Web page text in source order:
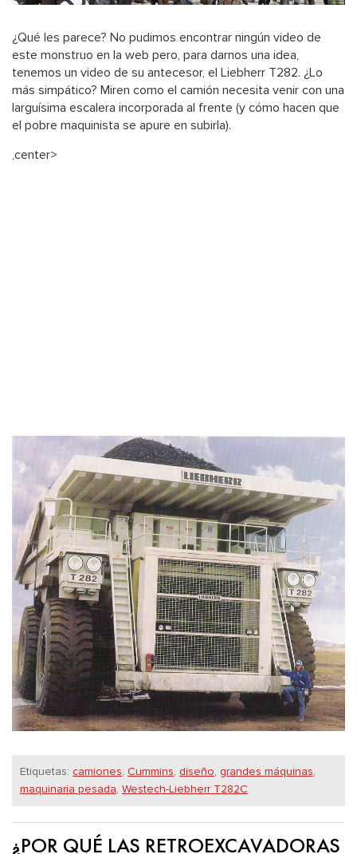
¿Qué les parece? No pudimos encontrar ningún video de
este monstruo en la web pero, para darnos una idea,
tenemos un video de su antecesor, el Liebherr T282. ¿Lo
más simpático? Miren como el camión necesita venir con una
larguísima escalera incorporada al frente (y cómo hacen que
el pobre maquinista se apure en subirla).
,center>
Etiquetas: camiones, Cummins, diseño, grandes máquinas,
maquinaria pesada, Westech-Liebherr T282C
¿POR QUÉ LAS RETROEXCAVADORAS